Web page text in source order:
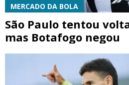
MERCADO DA BOLA
São Paulo tentou
mas Botafogo negou